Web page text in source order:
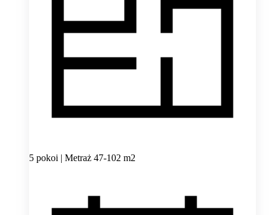
5 pokoi | Metraż 47-102 m2